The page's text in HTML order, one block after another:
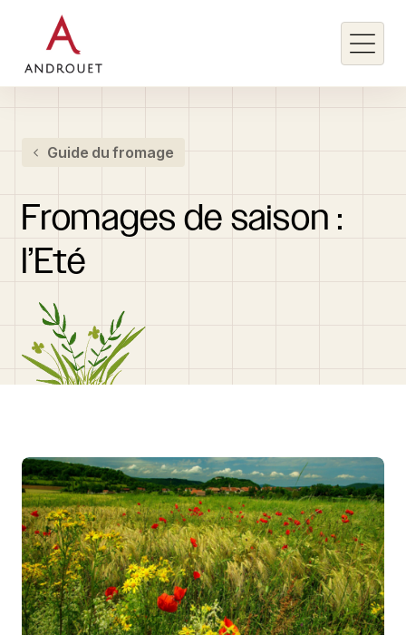
Rechercher un mot clé
Guide du fromage
Fromages de saison :
l’Eté